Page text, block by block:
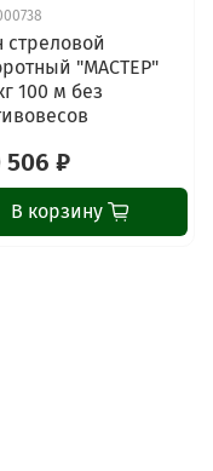
стреловой
"МАСТЕР"
100 м без
506 ₽
В корзину